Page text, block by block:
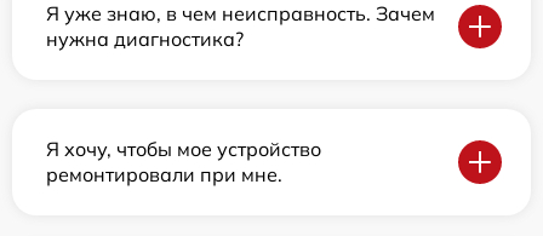
Я уже знаю, в чем неисправность. Зачем
нужна диагностика?
Я хочу, чтобы мое устройство
ремонтировали при мне.